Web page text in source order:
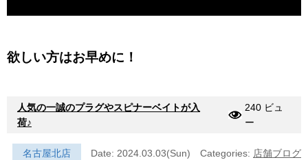
欲しい方はお早めに！
人気の一誠のプラグやスピナーベイトが入
荷♪
240 ビュ
ー
名古屋北店 Date: 2024.03.03(Sun) Categories: 店舗ブログ